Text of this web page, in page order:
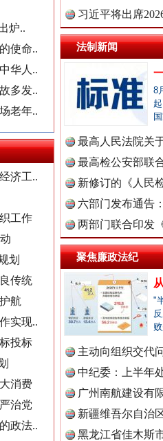
炉..
使命..
华人..
多发..
老年..
济工..
工作
划
传统
航
实现..
投标
消费
治党
政法..
习近平将出席
球治理..
法制新闻
8
最高人民法院关
法典》..
最高检公安部联
周岁未..
新修订的《人民
布
六部门发布通告
两部门联合印发
定》
聚焦廉政法纪
"
主动向组织交代
李富民..
中纪委：上半年
广州南航建设有
新疆维吾尔自治
黑龙江省佳木斯
民新闻网.
众新闻网.
民新闻网.
共新闻网.
制新闻网.
治新闻网.
税被查处..
高回